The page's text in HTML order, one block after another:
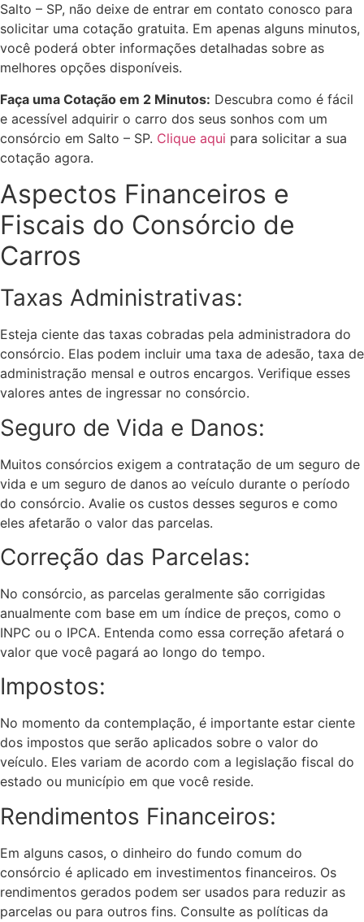
Salto – SP, não deixe de entrar em contato conosco para
solicitar uma cotação gratuita. Em apenas alguns minutos,
você poderá obter informações detalhadas sobre as
melhores opções disponíveis.
Faça uma Cotação em 2 Minutos: Descubra como é fácil
e acessível adquirir o carro dos seus sonhos com um
consórcio em Salto – SP. Clique aqui para solicitar a sua
cotação agora.
Aspectos Financeiros e
Fiscais do Consórcio de
Carros
Taxas Administrativas:
Esteja ciente das taxas cobradas pela administradora do
consórcio. Elas podem incluir uma taxa de adesão, taxa de
administração mensal e outros encargos. Verifique esses
valores antes de ingressar no consórcio.
Seguro de Vida e Danos:
Muitos consórcios exigem a contratação de um seguro de
vida e um seguro de danos ao veículo durante o período
do consórcio. Avalie os custos desses seguros e como
eles afetarão o valor das parcelas.
Correção das Parcelas:
No consórcio, as parcelas geralmente são corrigidas
anualmente com base em um índice de preços, como o
INPC ou o IPCA. Entenda como essa correção afetará o
valor que você pagará ao longo do tempo.
Impostos:
No momento da contemplação, é importante estar ciente
dos impostos que serão aplicados sobre o valor do
veículo. Eles variam de acordo com a legislação fiscal do
estado ou município em que você reside.
Rendimentos Financeiros:
Em alguns casos, o dinheiro do fundo comum do
consórcio é aplicado em investimentos financeiros. Os
rendimentos gerados podem ser usados para reduzir as
parcelas ou para outros fins. Consulte as políticas da